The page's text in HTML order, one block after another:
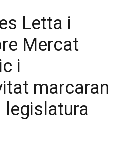
Letta i
Mercat
i
marcaran
legislatura